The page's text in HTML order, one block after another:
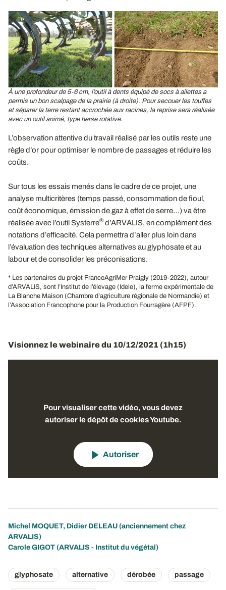
À une profondeur de 5-6 cm, l’outil à dents équipé de socs à ailettes a
permis un bon scalpage de la prairie (à droite). Pour secouer les touffes
et séparer la terre restant accrochée aux racines, la reprise sera réalisée
avec un outil animé, type herse rotative.
L’observation attentive du travail réalisé par les outils reste une
règle d’or pour optimiser le nombre de passages et réduire les
coûts.
Sur tous les essais menés dans le cadre de ce projet, une
analyse multicritères (temps passé, consommation de fioul,
coût économique, émission de gaz à effet de serre…) va être
réalisée avec l’outil Systerre® d’ARVALIS, en complément des
notations d’efficacité. Cela permettra d’aller plus loin dans
l’évaluation des techniques alternatives au glyphosate et au
labour et de consolider les préconisations.
* Les partenaires du projet FranceAgriMer Praigly (2019-2022), autour
d’ARVALIS, sont l’Institut de l’élevage (Idele), la ferme expérimentale de
La Blanche Maison (Chambre d’agriculture régionale de Normandie) et
l’Association Francophone pour la Production Fourragère (AFPF).
Visionnez le webinaire du 10/12/2021 (1h15)
Pour visualiser cette vidéo, vous devez
autoriser le dépôt de cookies Youtube.
Autoriser
Michel MOQUET, Didier DELEAU (anciennement chez
ARVALIS)
Carole GIGOT (ARVALIS - Institut du végétal)
glyphosate alternative dérobée passage